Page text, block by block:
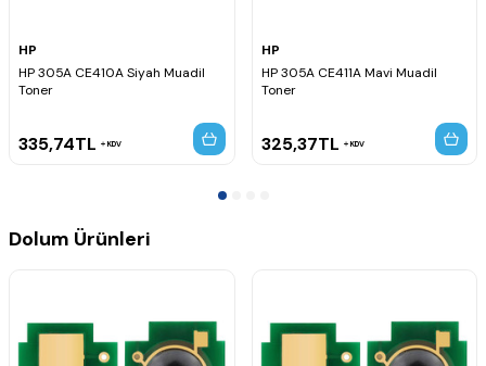
HP
HP 305A CE410A Siyah Muadil
Toner
335,74TL KDV
HP
HP 305A CE411A Mavi Muadil
Toner
325,37TL KDV
Dolum Ürünleri